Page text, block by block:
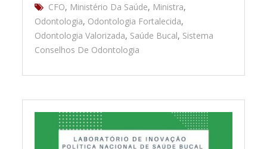
CFO, Ministério Da Saúde, Ministra,
Odontologia, Odontologia Fortalecida,
Odontologia Valorizada, Saúde Bucal, Sistema
Conselhos De Odontologia